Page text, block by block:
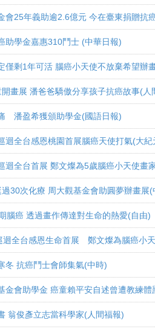
會25年義助逾2.6億元 今在臺東捐贈抗
助學金嘉惠310鬥士 (中華日報)
僅剩1年可活 腦癌小天使不放棄希望辦
畫展 潘爸爸驕傲分享孩子抗癌故事(人
潘盈希獲頒助學金(國語日報)
迴全台感恩桃園首展腦癌天使打氣(大紀
迴全台首展 鄭文燦為5歲腦癌小天使畫
30次化療 周大觀基金會助圓夢辦畫展
腦癌 透過畫作傳達對生命的熱愛(自由)
迴全台感恩生命首展 鄭文燦為腦癌小
冬 抗癌鬥士會師集氣(中時)
金會助學金 癌童賴平安自述曾遭教練體
翁俊彥立志當科學家(人間福報)